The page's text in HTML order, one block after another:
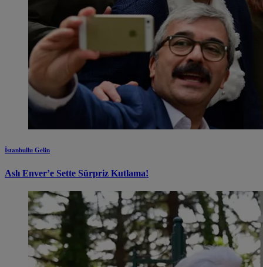
İstanbullu Gelin
Aslı Enver’e Sette Sürpriz Kutlama!